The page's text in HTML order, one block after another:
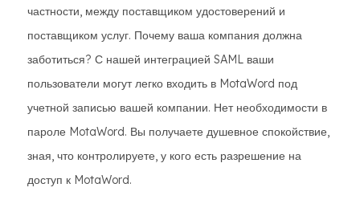
частности, между поставщиком удостоверений и
поставщиком услуг. Почему ваша компания должна
заботиться? С нашей интеграцией SAML ваши
пользователи могут легко входить в MotaWord под
учетной записью вашей компании. Нет необходимости в
пароле MotaWord. Вы получаете душевное спокойствие,
зная, что контролируете, у кого есть разрешение на
доступ к MotaWord.